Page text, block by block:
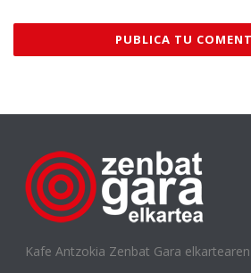
Kafe Antzokia Zenbat Gara